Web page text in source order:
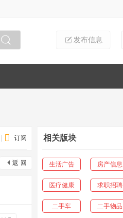
发布信息
订阅
返 回
相关版块
生活广告 房产信息
医疗健康 求职招聘
二手车 二手物品